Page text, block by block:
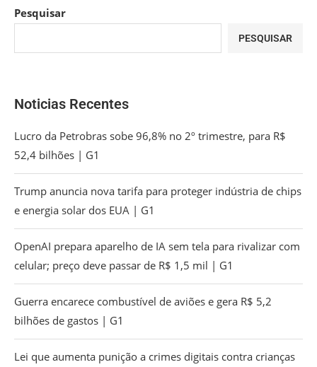
Pesquisar
PESQUISAR
Noticias Recentes
Lucro da Petrobras sobe 96,8% no 2º trimestre, para R$
52,4 bilhões | G1
Trump anuncia nova tarifa para proteger indústria de chips
e energia solar dos EUA | G1
OpenAI prepara aparelho de IA sem tela para rivalizar com
celular; preço deve passar de R$ 1,5 mil | G1
Guerra encarece combustível de aviões e gera R$ 5,2
bilhões de gastos | G1
Lei que aumenta punição a crimes digitais contra crianças